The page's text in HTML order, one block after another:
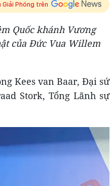
Giải Phóng trên
Quốc khánh Vương
của Đức Vua Willem
Kees van Baar, Đại sứ
Stork, Tổng Lãnh sự